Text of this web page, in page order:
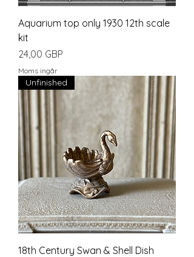
Aquarium top only 1930 12th scale
kit
Pris
24,00 GBP
Moms ingår
Unfinished
18th Century Swan & Shell Dish